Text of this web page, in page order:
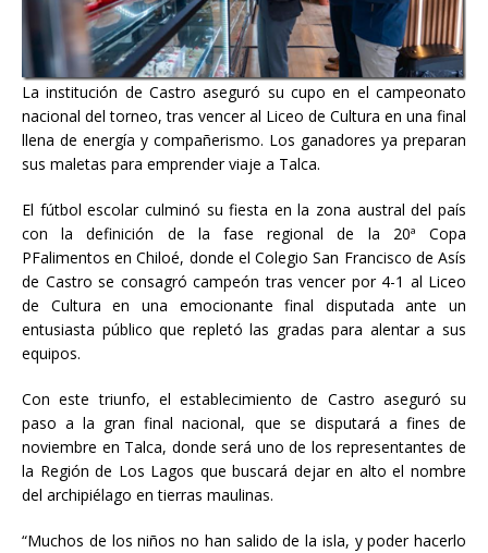
La institución de Castro aseguró su cupo en el campeonato
nacional del torneo, tras vencer al Liceo de Cultura en una final
llena de energía y compañerismo. Los ganadores ya preparan
sus maletas para emprender viaje a Talca.
El fútbol escolar culminó su fiesta en la zona austral del país
con la definición de la fase regional de la 20ª Copa
PFalimentos en Chiloé, donde el Colegio San Francisco de Asís
de Castro se consagró campeón tras vencer por 4-1 al Liceo
de Cultura en una emocionante final disputada ante un
entusiasta público que repletó las gradas para alentar a sus
equipos.
Con este triunfo, el establecimiento de Castro aseguró su
paso a la gran final nacional, que se disputará a fines de
noviembre en Talca, donde será uno de los representantes de
la Región de Los Lagos que buscará dejar en alto el nombre
del archipiélago en tierras maulinas.
“Muchos de los niños no han salido de la isla, y poder hacerlo